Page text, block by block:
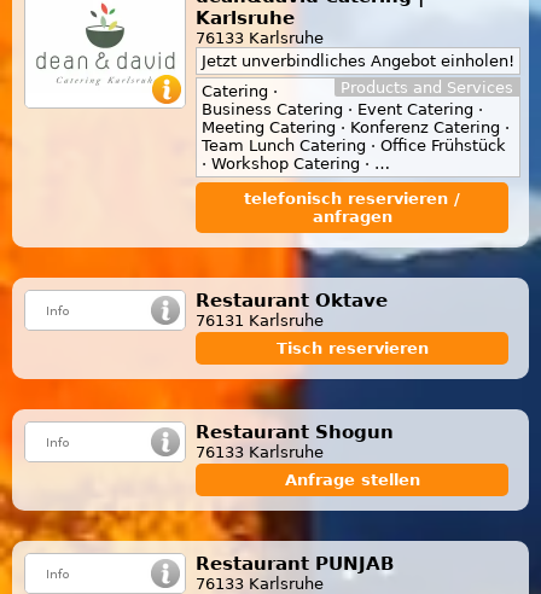
Karlsruhe
76133 Karlsruhe
Jetzt unverbindliches Angebot einholen!
Products and Services
Catering ·
Business Catering · Event Catering ·
Meeting Catering · Konferenz Catering ·
Team Lunch Catering · Office Frühstück
· Workshop Catering · …
telefonisch reservieren /
anfragen
Restaurant Oktave
76131 Karlsruhe
Tisch reservieren
Restaurant Shogun
76133 Karlsruhe
Anfrage stellen
Restaurant PUNJAB
76133 Karlsruhe